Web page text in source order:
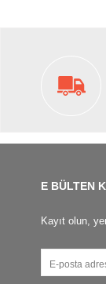
E BÜLTEN
Kayıt olun,